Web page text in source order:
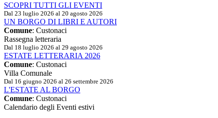
SCOPRI TUTTI GLI EVENTI
Dal 23 luglio 2026 al 20 agosto 2026
UN BORGO DI LIBRI E AUTORI
Comune: Custonaci
Rassegna letteraria
Dal 18 luglio 2026 al 29 agosto 2026
ESTATE LETTERARIA 2026
Comune: Custonaci
Villa Comunale
Dal 16 giugno 2026 al 26 settembre 2026
L'ESTATE AL BORGO
Comune: Custonaci
Calendario degli Eventi estivi